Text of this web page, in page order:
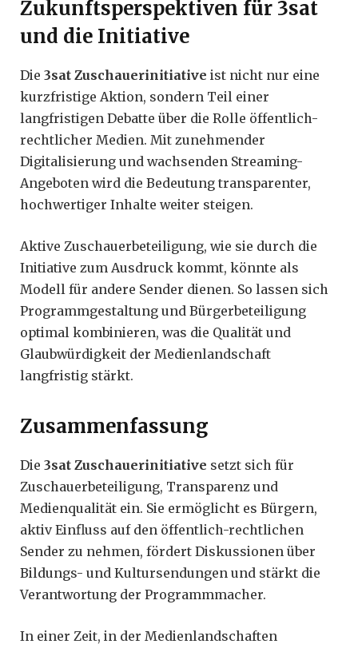
Zukunftsperspektiven für 3sat
und die Initiative
Die 3sat Zuschauerinitiative ist nicht nur eine
kurzfristige Aktion, sondern Teil einer
langfristigen Debatte über die Rolle öffentlich-
rechtlicher Medien. Mit zunehmender
Digitalisierung und wachsenden Streaming-
Angeboten wird die Bedeutung transparenter,
hochwertiger Inhalte weiter steigen.
Aktive Zuschauerbeteiligung, wie sie durch die
Initiative zum Ausdruck kommt, könnte als
Modell für andere Sender dienen. So lassen sich
Programmgestaltung und Bürgerbeteiligung
optimal kombinieren, was die Qualität und
Glaubwürdigkeit der Medienlandschaft
langfristig stärkt.
Zusammenfassung
Die 3sat Zuschauerinitiative setzt sich für
Zuschauerbeteiligung, Transparenz und
Medienqualität ein. Sie ermöglicht es Bürgern,
aktiv Einfluss auf den öffentlich-rechtlichen
Sender zu nehmen, fördert Diskussionen über
Bildungs- und Kultursendungen und stärkt die
Verantwortung der Programmmacher.
In einer Zeit, in der Medienlandschaften